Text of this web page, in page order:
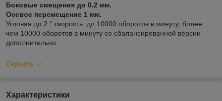
Боковые смещения до 0,2 мм.
Осевое перемещение 1 мм.
Угловая до 2 ° скорость: до 10000 оборотов в минуту, более
чем 10000 оборотов в минуту со сбалансированной версии
дополнительно.
Скрыть
Характеристики